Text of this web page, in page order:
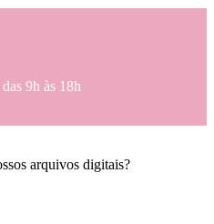
9h às 18h
arquivos digitais?